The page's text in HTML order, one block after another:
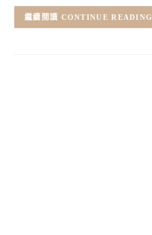
CONTINUE READING